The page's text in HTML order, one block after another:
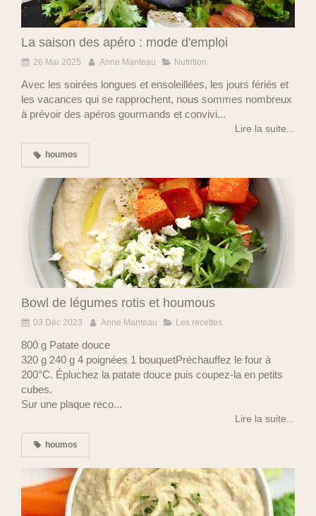
La saison des apéro : mode d'emploi
26 Mai 2025 Anne Manteau Nutrition
Avec les soirées longues et ensoleillées, les jours fériés et
les vacances qui se rapprochent, nous sommes nombreux
à prévoir des apéros gourmands et convivi...
Lire la suite...
houmos
Bowl de légumes rotis et houmous
03 Déc 2023 Anne Manteau Les recettes
800 g Patate douce
320 g 240 g 4 poignées 1 bouquetPréchauffez le four à
200°C. Épluchez la patate douce puis coupez-la en petits
cubes.
Sur une plaque reco...
Lire la suite...
houmos